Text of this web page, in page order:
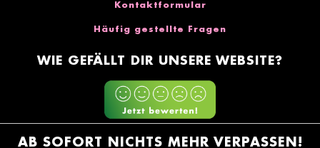
Kontaktformular
Häufig gestellte Fragen
WIE GEFÄLLT DIR UNSERE WEBSITE?
AB SOFORT NICHTS MEHR VERPASSEN!